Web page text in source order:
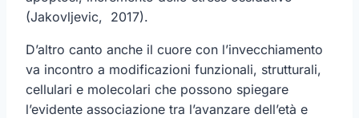
(Jakovljevic, 2017).
D’altro canto anche il cuore con l’invecchiamento
va incontro a modificazioni funzionali, strutturali,
cellulari e molecolari che possono spiegare
l’evidente associazione tra l’avanzare dell’età e